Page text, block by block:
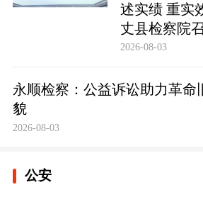
述实绩 重
丈县检察院
员额检察官
2026-08-03
永顺检察：公益诉讼助力革命
貌
2026-08-03
公安